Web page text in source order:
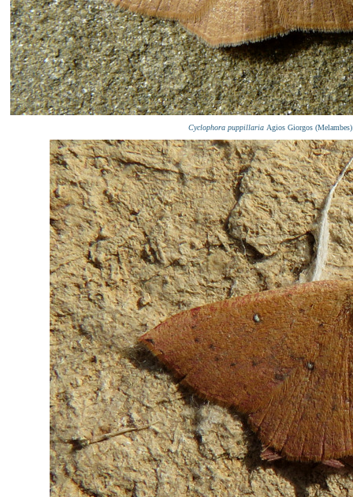
Cyclophora puppillaria Agios Giorgos